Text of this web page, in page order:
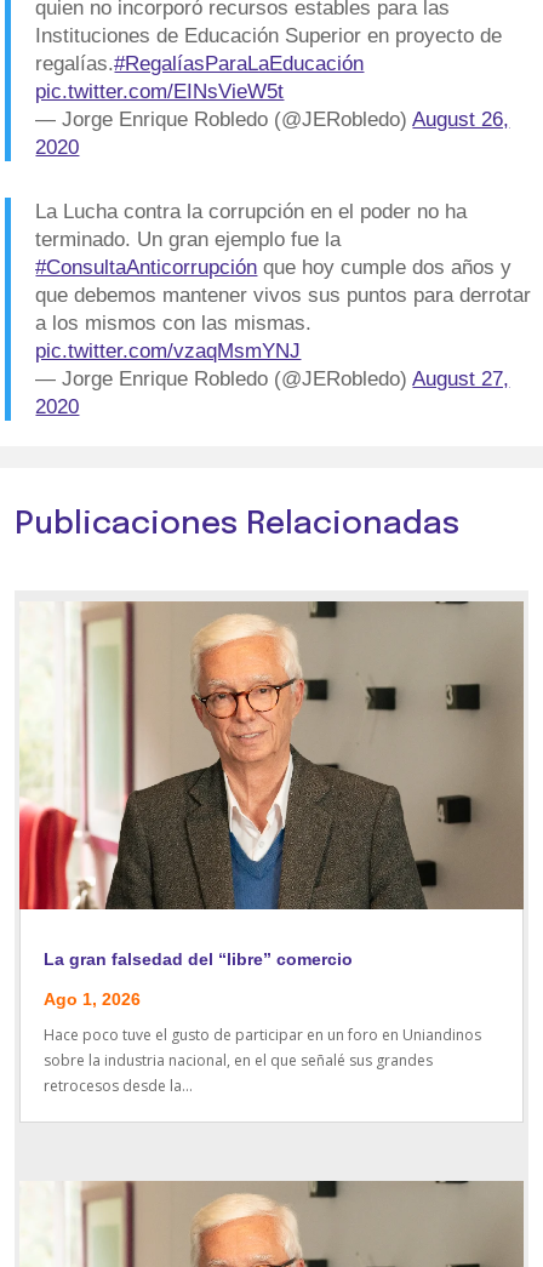
quien no incorporó recursos estables para las
Instituciones de Educación Superior en proyecto de
regalías.#RegalíasParaLaEducación
pic.twitter.com/EINsVieW5t
— Jorge Enrique Robledo (@JERobledo)August 26,
2020
La Lucha contra la corrupción en el poder no ha
terminado. Un gran ejemplo fue la
#ConsultaAnticorrupción que hoy cumple dos años y
que debemos mantener vivos sus puntos para derrotar
a los mismos con las mismas.
pic.twitter.com/vzaqMsmYNJ
— Jorge Enrique Robledo (@JERobledo)August 27,
2020
Publicaciones Relacionadas
La gran falsedad del “libre” comercio
Ago 1, 2026
Hace poco tuve el gusto de participar en un foro en Uniandinos
sobre la industria nacional, en el que señalé sus grandes
retrocesos desde la...